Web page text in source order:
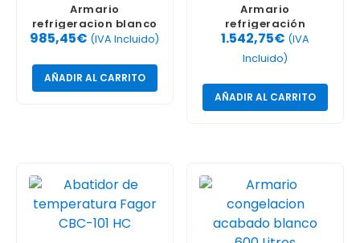
Armario
refrigeracion blanco
1 puerta 360 L
985,45€ (IVA Incluido)
AÑADIR AL CARRITO
Armario
refrigeración
Vinoteca Fagor CWC-
300
1.542,75€ (IVA
Incluido)
AÑADIR AL CARRITO